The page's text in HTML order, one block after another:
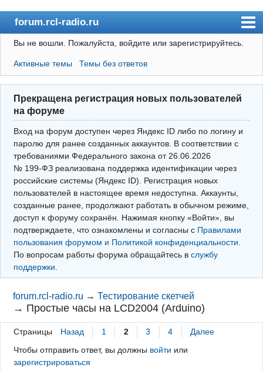
forum.rcl-radio.ru
rcl-radio.ru
Форум
Пользователи
Правила
Поиск
Вход(логин\пароль)
Войти через Яндекс ID
Выйти
Вы не вошли. Пожалуйста, войдите или зарегистрируйтесь.
Активные темы Темы без ответов
Прекращена регистрация новых пользователей
на форуме
Вход на форум доступен через Яндекс ID либо по логину и
паролю для ранее созданных аккаунтов. В соответствии с
требованиями Федерального закона от 26.06.2026
№ 199‑ФЗ реализована поддержка идентификации через
российские системы (Яндекс ID). Регистрация новых
пользователей в настоящее время недоступна. Аккаунты,
созданные ранее, продолжают работать в обычном режиме,
доступ к форуму сохранён. Нажимая кнопку «Войти», вы
подтверждаете, что ознакомлены и согласны с Правилами
пользования форумом и Политикой конфиденциальности
По вопросам работы форума обращайтесь в службу
поддержки
forum.rcl-radio.ru →Тестирование скетчей
→ Простые часы на LCD2004 (Arduino)
Страницы Назад 1 2 3 4
Далее
Чтобы отправить ответ, вы должны войти или
зарегистрироваться